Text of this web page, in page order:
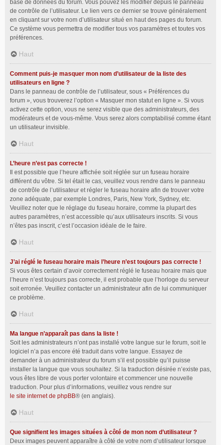
base de données du forum. Vous pouvez les modifier depuis le panneau
de contrôle de l’utilisateur. Le lien vers ce dernier se trouve généralement
en cliquant sur votre nom d’utilisateur situé en haut des pages du forum.
Ce système vous permettra de modifier tous vos paramètres et toutes vos
préférences.
Haut
Comment puis-je masquer mon nom d’utilisateur de la liste des
utilisateurs en ligne ?
Dans le panneau de contrôle de l’utilisateur, sous « Préférences du
forum », vous trouverez l’option « Masquer mon statut en ligne ». Si vous
activez cette option, vous ne serez visible que des administrateurs, des
modérateurs et de vous-même. Vous serez alors comptabilisé comme étant
un utilisateur invisible.
Haut
L’heure n’est pas correcte !
Il est possible que l’heure affichée soit réglée sur un fuseau horaire
différent du vôtre. Si tel était le cas, veuillez vous rendre dans le panneau
de contrôle de l’utilisateur et régler le fuseau horaire afin de trouver votre
zone adéquate, par exemple Londres, Paris, New York, Sydney, etc.
Veuillez noter que le réglage du fuseau horaire, comme la plupart des
autres paramètres, n’est accessible qu’aux utilisateurs inscrits. Si vous
n’êtes pas inscrit, c’est l’occasion idéale de le faire.
Haut
J’ai réglé le fuseau horaire mais l’heure n’est toujours pas correcte !
Si vous êtes certain d’avoir correctement réglé le fuseau horaire mais que
l’heure n’est toujours pas correcte, il est probable que l’horloge du serveur
soit erronée. Veuillez contacter un administrateur afin de lui communiquer
ce problème.
Haut
Ma langue n’apparaît pas dans la liste !
Soit les administrateurs n’ont pas installé votre langue sur le forum, soit le
logiciel n’a pas encore été traduit dans votre langue. Essayez de
demander à un administrateur du forum s’il est possible qu’il puisse
installer la langue que vous souhaitez. Si la traduction désirée n’existe pas,
vous êtes libre de vous porter volontaire et commencer une nouvelle
traduction. Pour plus d’informations, veuillez vous rendre sur
le site internet de phpBB® (en anglais).
Haut
Que signifient les images situées à côté de mon nom d’utilisateur ?
Deux images peuvent apparaître à côté de votre nom d’utilisateur lorsque